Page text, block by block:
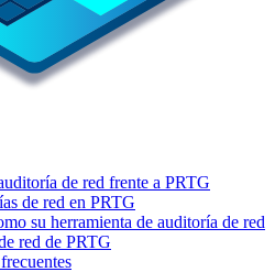
de red frente a PRTG
de red en PRTG
su herramienta de auditoría de red
red de PRTG